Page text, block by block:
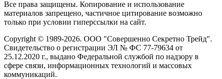
Все права защищены. Копирование и использование
материалов запрещено, частичное цитирование возможно
только при условии гиперссылки на сайт.
Copyright © 1989-2026. ООО "Совершенно Секретно Трейд".
Свидетельство о регистрации ЭЛ № ФС 77-79634 от
25.12.2020 г., выдано Федеральной службой по надзору в
сфере связи, информационных технологий и массовых
коммуникаций.